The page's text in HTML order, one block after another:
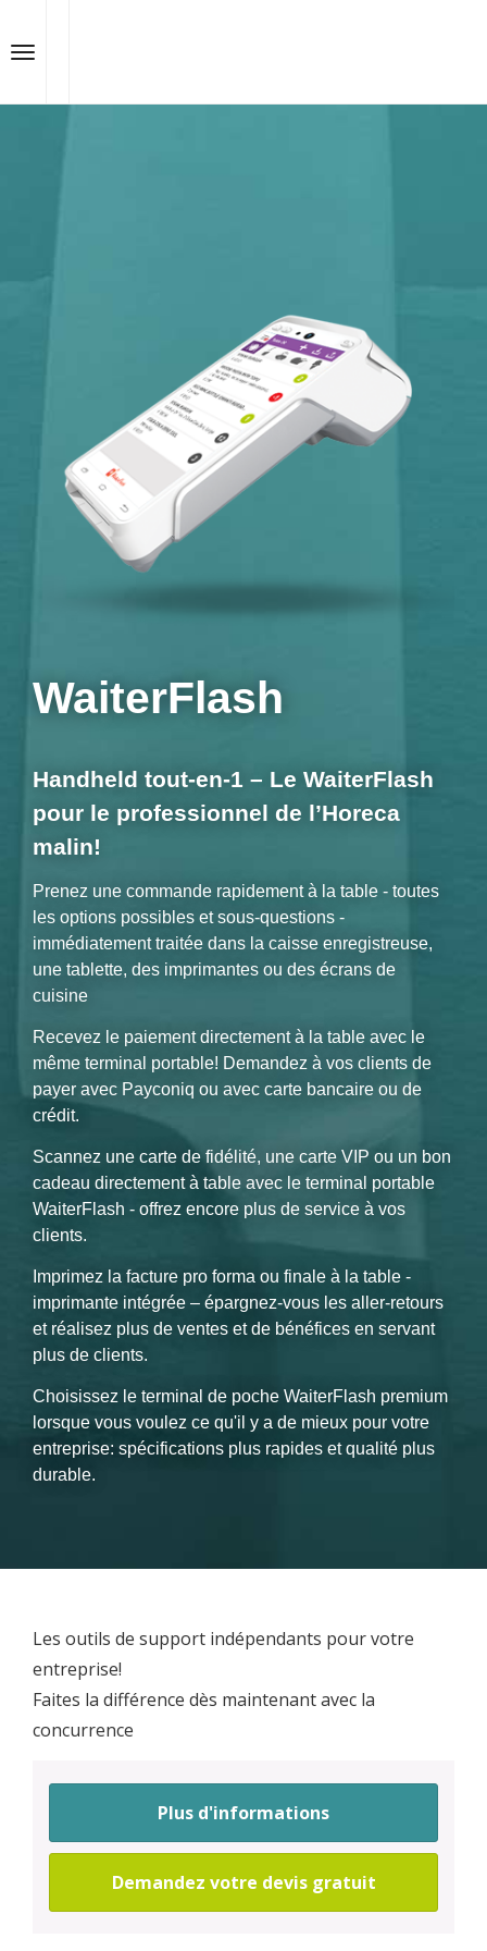
WaiterFlash
Handheld tout-en-1 – Le WaiterFlash
pour le professionnel de l’Horeca
malin!
Prenez une commande rapidement à la table - toutes
les options possibles et sous-questions -
immédiatement traitée dans la caisse enregistreuse,
une tablette, des imprimantes ou des écrans de
cuisine
Recevez le paiement directement à la table avec le
même terminal portable! Demandez à vos clients de
payer avec Payconiq ou avec carte bancaire ou de
crédit.
Scannez une carte de fidélité, une carte VIP ou un bon
cadeau directement à table avec le terminal portable
WaiterFlash - offrez encore plus de service à vos
clients.
Imprimez la facture pro forma ou finale à la table -
imprimante intégrée – épargnez-vous les aller-retours
et réalisez plus de ventes et de bénéfices en servant
plus de clients.
Choisissez le terminal de poche WaiterFlash premium
lorsque vous voulez ce qu'il y a de mieux pour votre
entreprise: spécifications plus rapides et qualité plus
durable.
Les outils de support indépendants pour votre
entreprise!
Faites la différence dès maintenant avec la
concurrence
Plus d'informations
Demandez votre devis gratuit